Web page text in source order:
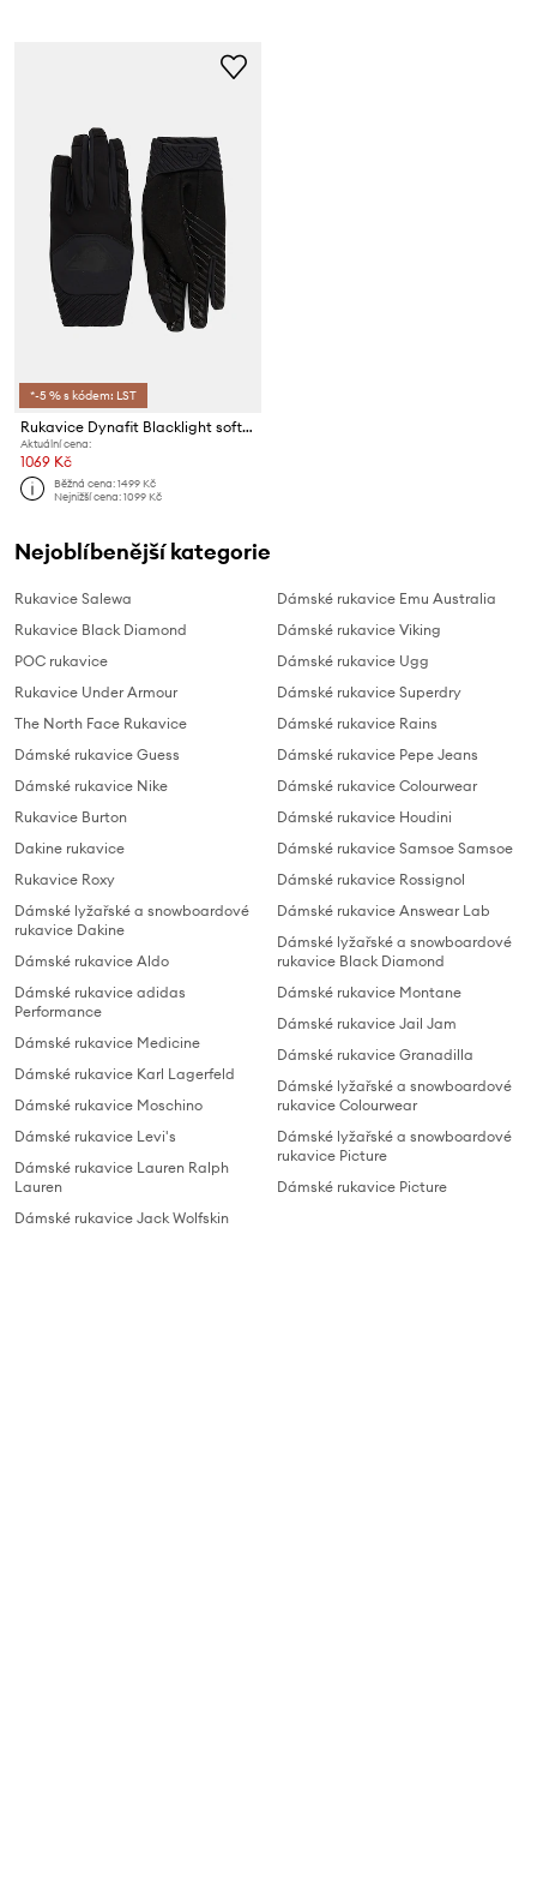
*-5 % s kódem: LST
Rukavice Dynafit Blacklight softshell
Aktuální cena:
1069 Kč
Běžná cena:1499 Kč
Nejnižší cena:1099 Kč
Nejoblíbenější kategorie
Rukavice Salewa
Rukavice Black Diamond
POC rukavice
Rukavice Under Armour
The North Face Rukavice
Dámské rukavice Guess
Dámské rukavice Nike
Rukavice Burton
Dakine rukavice
Rukavice Roxy
Dámské lyžařské a snowboardové
rukavice Dakine
Dámské rukavice Aldo
Dámské rukavice adidas
Performance
Dámské rukavice Medicine
Dámské rukavice Karl Lagerfeld
Dámské rukavice Moschino
Dámské rukavice Levi's
Dámské rukavice Lauren Ralph
Lauren
Dámské rukavice Jack Wolfskin
Dámské rukavice Emu Australia
Dámské rukavice Viking
Dámské rukavice Ugg
Dámské rukavice Superdry
Dámské rukavice Rains
Dámské rukavice Pepe Jeans
Dámské rukavice Colourwear
Dámské rukavice Houdini
Dámské rukavice Samsoe Samsoe
Dámské rukavice Rossignol
Dámské rukavice Answear Lab
Dámské lyžařské a snowboardové
rukavice Black Diamond
Dámské rukavice Montane
Dámské rukavice Jail Jam
Dámské rukavice Granadilla
Dámské lyžařské a snowboardové
rukavice Colourwear
Dámské lyžařské a snowboardové
rukavice Picture
Dámské rukavice Picture